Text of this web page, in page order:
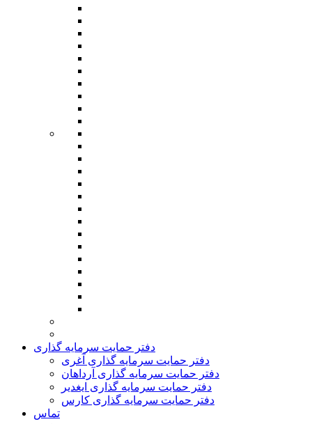
دفتر حمایت سرمایه گذاری
دفتر حمایت سرمایه گذاری آغری
دفتر حمایت سرمایه گذاری آرداهان
دفتر حمایت سرمایه گذاری ایغدیر
دفتر حمایت سرمایه گذاری کارس
تماس